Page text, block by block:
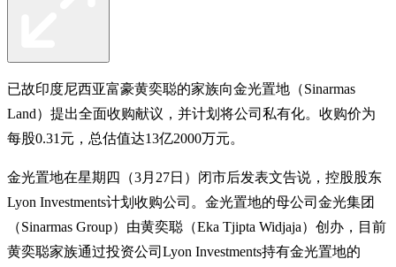
已故印度尼西亚富豪黄奕聪的家族向金光置地（Sinarmas
Land）提出全面收购献议，并计划将公司私有化。收购价为
每股0.31元，总估值达13亿2000万元。
金光置地在星期四（3月27日）闭市后发表文告说，控股股东
Lyon Investments计划收购公司。金光置地的母公司金光集团
（Sinarmas Group）由黄奕聪（Eka Tjipta Widjaja）创办，目前
黄奕聪家族通过投资公司Lyon Investments持有金光置地的